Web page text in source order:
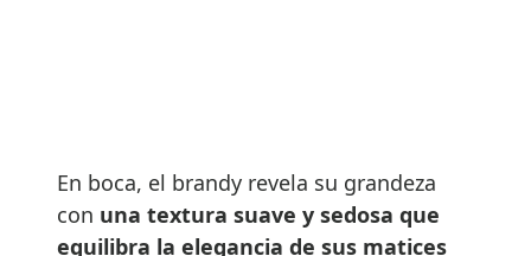
En boca, el brandy revela su grandeza
con una textura suave y sedosa que
equilibra la elegancia de sus matices